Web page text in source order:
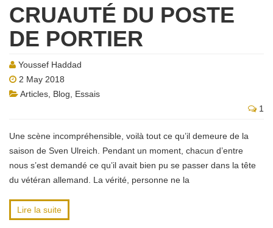
CRUAUTÉ DU POSTE
DE PORTIER
Youssef Haddad
2 May 2018
Articles Blog
Essais
1
Une scène incompréhensible, voilà tout ce qu’il demeure de la
saison de Sven Ulreich. Pendant un moment, chacun d’entre
nous s’est demandé ce qu’il avait bien pu se passer dans la tête
du vétéran allemand. La vérité, personne ne la
Lire la suite